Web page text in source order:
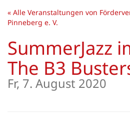
Zum
Haupt-
springen
« Alle Veranstaltungen von
Pinneberg e. V.
SummerJazz
The B3
Fr, 7. August 2020